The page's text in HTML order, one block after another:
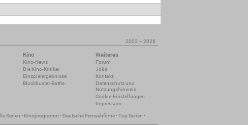
2002 – 2026
Kino
Kino-News
Die Kino-Kritiker
Einspielergebnisse
Blockbuster-Battle
Weiteres
Forum
Jobs
Kontakt
Datenschutz und
Nutzungshinweis
Cookie-Einstellungen
Impressum
Serien • Kinoprogramm • Deutsche Fernsehfilme •Top Serien •